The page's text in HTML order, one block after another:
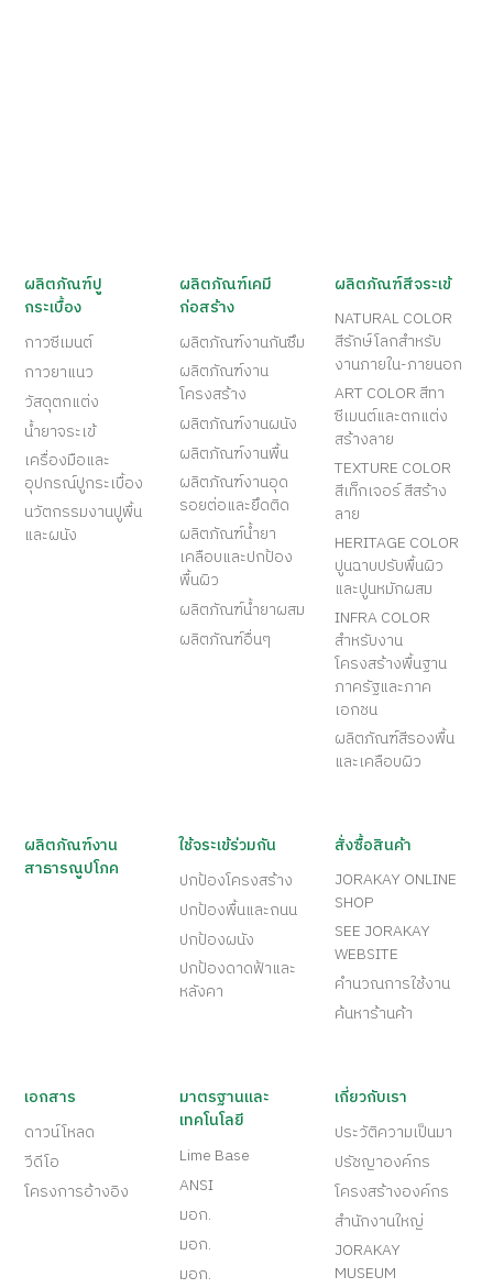
ผลิตภัณฑ์ปู
กระเบื้อง
กาวซีเมนต์
กาวยาแนว
วัสดุตกแต่ง
น้ำยาจระเข้
เครื่องมือและ
อุปกรณ์ปูกระเบื้อง
นวัตกรรมงานปูพื้น
และผนัง
ผลิตภัณฑ์เคมี
ก่อสร้าง
ผลิตภัณฑ์งานกันซึม
ผลิตภัณฑ์งาน
โครงสร้าง
ผลิตภัณฑ์งานผนัง
ผลิตภัณฑ์งานพื้น
ผลิตภัณฑ์งานอุด
รอยต่อและยึดติด
ผลิตภัณฑ์น้ำยา
เคลือบและปกป้อง
พื้นผิว
ผลิตภัณฑ์น้ำยาผสม
ผลิตภัณฑ์อื่นๆ
ผลิตภัณฑ์สีจระเข้
NATURAL COLOR
สีรักษ์โลกสำหรับ
งานภายใน-ภายนอก
ART COLOR สีทา
ซีเมนต์และตกแต่ง
สร้างลาย
TEXTURE COLOR
สีเท็กเจอร์ สีสร้าง
ลาย
HERITAGE COLOR
ปูนฉาบปรับพื้นผิว
และปูนหมักผสม
INFRA COLOR
สำหรับงาน
โครงสร้างพื้นฐาน
ภาครัฐและภาค
เอกชน
ผลิตภัณฑ์สีรองพื้น
และเคลือบผิว
ผลิตภัณฑ์งาน
สาธารณูปโภค
ใช้จระเข้ร่วมกัน
ปกป้องโครงสร้าง
ปกป้องพื้นและถนน
ปกป้องผนัง
ปกป้องดาดฟ้าและ
หลังคา
สั่งซื้อสินค้า
JORAKAY ONLINE
SHOP
SEE JORAKAY
WEBSITE
คำนวณการใช้งาน
ค้นหาร้านค้า
เอกสาร
ดาวน์โหลด
วีดีโอ
โครงการอ้างอิง
มาตรฐานและ
เทคโนโลยี
Lime Base
ANSI
มอก.
มอก.
มอก.
เกี่ยวกับเรา
ประวัติความเป็นมา
ปรัชญาองค์กร
โครงสร้างองค์กร
สำนักงานใหญ่
JORAKAY
MUSEUM